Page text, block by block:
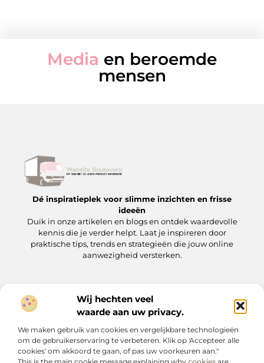
Wij hechten veel
waarde aan uw privacy.
We maken gebruik van cookies en vergelijkbare technologieën
om de gebruikerservaring te verbeteren. Klik op 'Accepteer alle
cookies' om akkoord te gaan, of pas uw voorkeuren aan."
Media en beroemde
mensen
Dé inspiratieplek voor slimme inzichten en frisse
ideeën
Duik in onze artikelen en blogs en ontdek waardevolle
kennis die je verder helpt. Laat je inspireren door
praktische tips, trends en strategieën die jouw online
aanwezigheid versterken.
Onze informatie
Bericht categorie